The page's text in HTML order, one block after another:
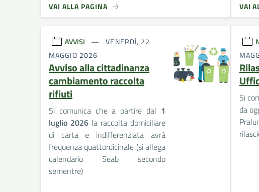
VAI ALLA PAGINA VAI
AVVISI
VENERDÌ, 22
MAGGIO 2026
Avviso alla cittadinanza
cambiamento raccolta
rifiuti
Si comunica che a partire dal 1
luglio 2026la raccolta domiciliare
di carta e indifferenziata avrà
frequenza quattordicinale (si allega
calendario Seab secondo
sementre)
Si
da